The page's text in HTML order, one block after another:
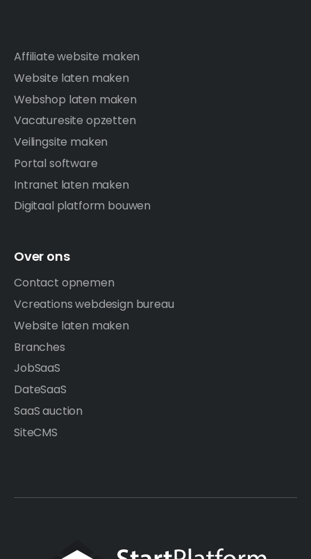
Affiliate website maken
Website laten maken
Webshop laten maken
Vacaturesite opzetten
Veilingsite maken
Portal software
Intranet laten maken
Digitaal platform bouwen
Over ons
Contact opnemen
Vcreations webdesign bureau
Website laten maken
Branches
JobSaaS
DateSaaS
SaaS auction
SiteCMS